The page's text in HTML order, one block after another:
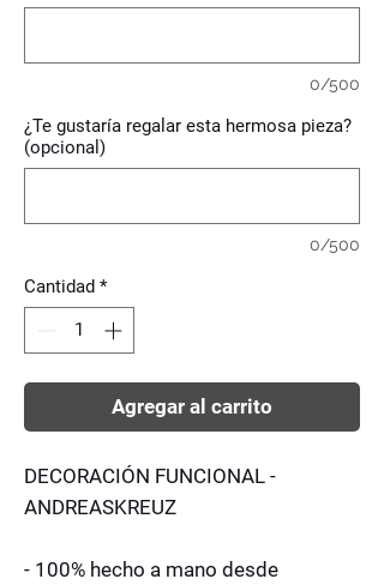
0/500
¿Te gustaría regalar esta hermosa pieza?
(opcional)
0/500
Cantidad *
Agregar al carrito
DECORACIÓN FUNCIONAL -
ANDREASKREUZ
- 100% hecho a mano desde